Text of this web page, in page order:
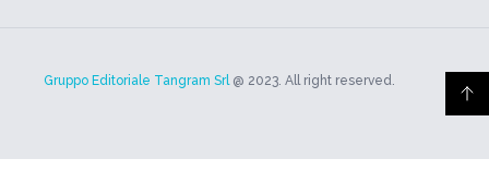
Gruppo Editoriale Tangram Srl@ 2023. All right reserved.